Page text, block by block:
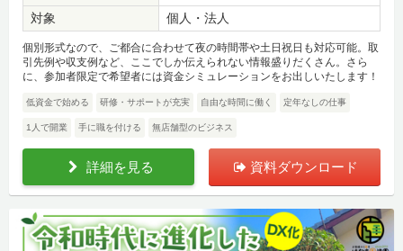
対象 個人・法人
個別形式なので、ご都合に合わせて夜の時間帯や土日祝日も対応可能。取
引先例や収支例など、ここでしか伝えられない情報盛りだくさん。さら
に、参加者限定で希望者には資金シミュレーションをお出しいたします！
低資金で始める 研修・サポートが充実 自由な時間に働く 定年なしの仕事
1人で開業 手に職を付ける 無店舗型のビジネス
詳細を見る 資料ダウンロード